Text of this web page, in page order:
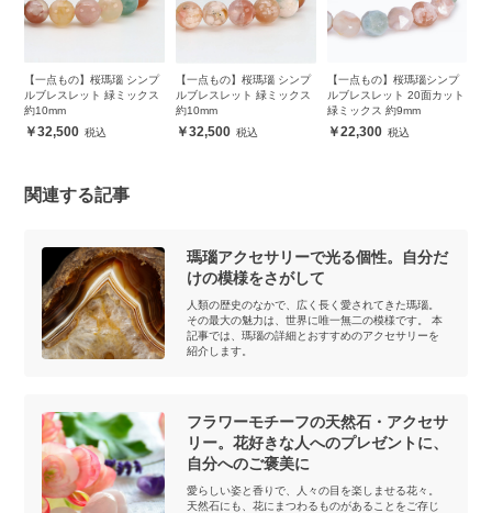
【一点もの】桜瑪瑙 シンプ
ルブレスレット 緑ミックス
約10mm
32,500
【一点もの】桜瑪瑙 シンプ
ルブレスレット 緑ミックス
約10mm
32,500
【一点もの】桜瑪瑙シンプ
ルブレスレット 20面カット
緑ミックス 約9mm
22,300
関連する記事
瑪瑙アクセサリーで光る個性。自分だ
けの模様をさがして
人類の歴史のなかで、広く長く愛されてきた瑪瑙。
その最大の魅力は、世界に唯一無二の模様です。 本
記事では、瑪瑙の詳細とおすすめのアクセサリーを
紹介します。
フラワーモチーフの天然石・アクセサ
リー。花好きな人へのプレゼントに、
自分へのご褒美に
愛らしい姿と香りで、人々の目を楽しませる花々。
天然石にも、花にまつわるものがあることをご存じ